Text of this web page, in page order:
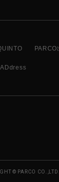
PARCO
© PARCO